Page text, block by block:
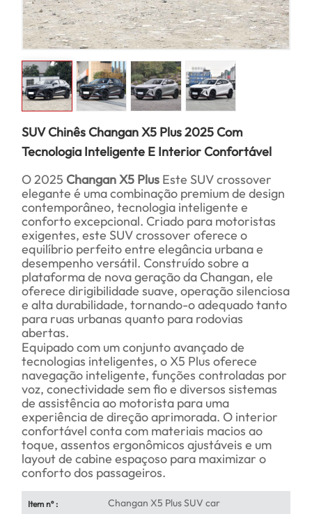
SUV Chinês Changan X5 Plus 2025 Com
Tecnologia Inteligente E Interior Confortável
O 2025 Changan X5 Plus Este SUV crossover
elegante é uma combinação premium de design
contemporâneo, tecnologia inteligente e
conforto excepcional. Criado para motoristas
exigentes, este SUV crossover oferece o
equilíbrio perfeito entre elegância urbana e
desempenho versátil. Construído sobre a
plataforma de nova geração da Changan, ele
oferece dirigibilidade suave, operação silenciosa
e alta durabilidade, tornando-o adequado tanto
para ruas urbanas quanto para rodovias
abertas.
Equipado com um conjunto avançado de
tecnologias inteligentes, o X5 Plus oferece
navegação inteligente, funções controladas por
voz, conectividade sem fio e diversos sistemas
de assistência ao motorista para uma
experiência de direção aprimorada. O interior
confortável conta com materiais macios ao
toque, assentos ergonômicos ajustáveis ​​e um
layout de cabine espaçoso para maximizar o
conforto dos passageiros.
Item nº : Changan X5 Plus SUV car